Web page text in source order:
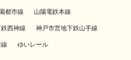
都市線 山陽電鉄本線
西神線 神戸市営地下鉄山手線
ゆいレール